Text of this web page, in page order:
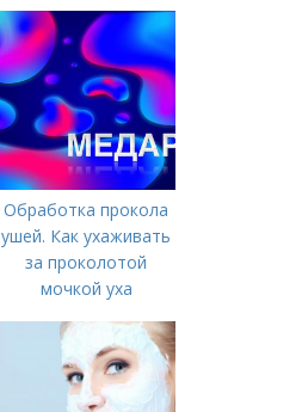
Обработка прокола
ушей. Как ухаживать
за проколотой
мочкой уха